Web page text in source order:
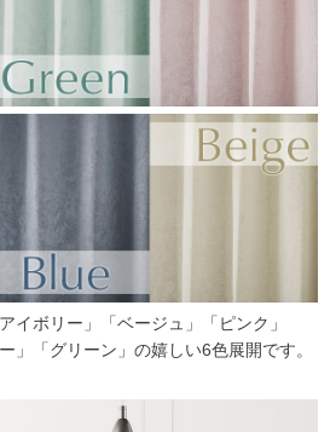
イボリー」「ベージュ」「ピンク」
」「グリーン」の嬉しい6色展開です。